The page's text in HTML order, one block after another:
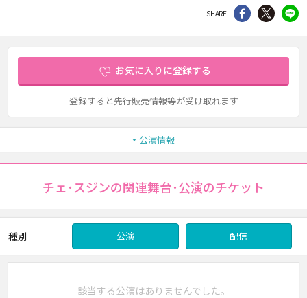
SHARE シェア Twitter
お気に入りに登録する
登録すると先行販売情報等が受け取れます
公演情報
チェ･スジンの関連舞台･公演のチケット
種別 公演 配信
該当する公演はありませんでした。